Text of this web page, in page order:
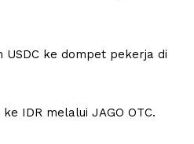
USDC ke dompet pekerja di
IDR melalui JAGO OTC.